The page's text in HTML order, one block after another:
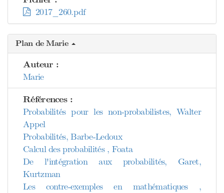
2017_260.pdf
Plan de Marie
Auteur :
Marie
Références :
Probabilités pour les non-probabilistes, Walter
Appel
Probabilités, Barbe-Ledoux
Calcul des probabilités , Foata
De l'intégration aux probabilités, Garet,
Kurtzman
Les contre-exemples en mathématiques ,